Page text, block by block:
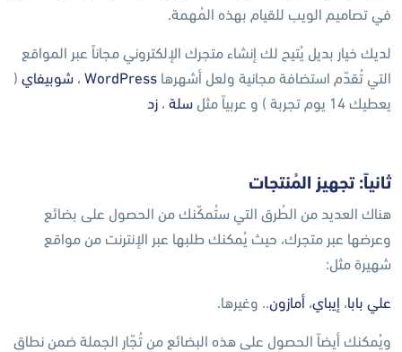
في تصاميم الويب للقيام بهذه المُهمة.
لديك خيار بديل يُتيح لك إنشاء متجرك الإلكتروني مجاناً عبر المواقع
التي تُقدّم استضافة مجانية ولعل أشهرها WordPress ، شوبيفاي (
يعطيك 14 يوم تجربة ) و عربياً مثل
سلة ، زد
ثانياً: تجهيز المُنتجات
هناك العديد من الطُرق التي ستُمكّنك من الحصول على بضائع
وعرضها عبر متجرك، حيث يُمكنك طلبها عبر الإنترنت من مواقع
شهيرة مثل:
علي بابا، إيباي، أمازون.. وغيرها.
ويُمكنك أيضاً الحصول على هذه البضائع من تُجّار الجملة ضمن نطاق